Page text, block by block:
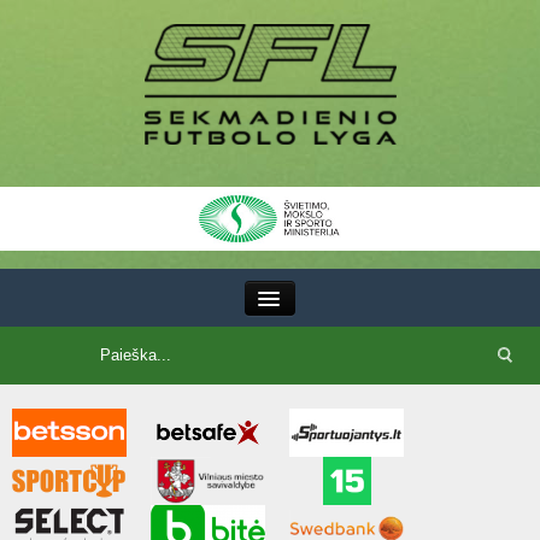
SFL taurė
7x7 CUP